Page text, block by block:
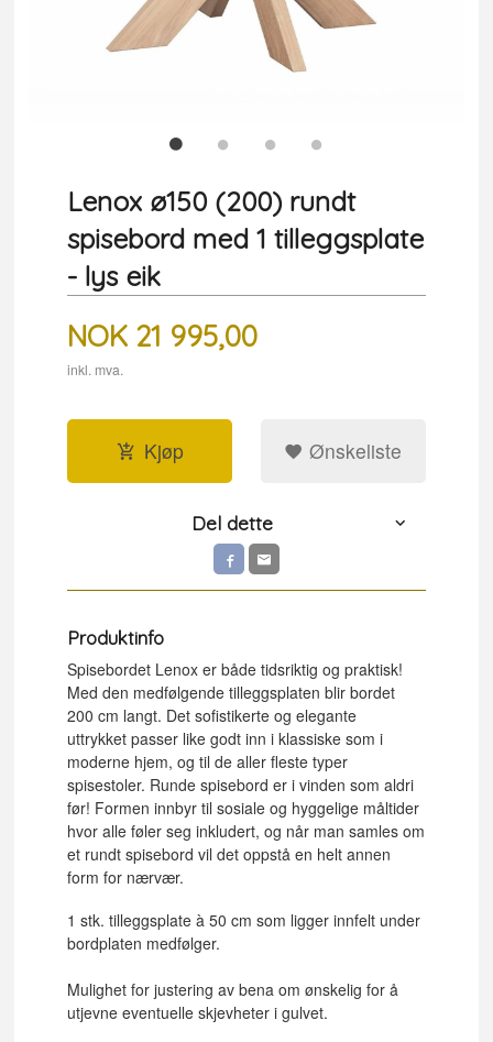
Lenox ø150 (200) rundt
spisebord med 1 tilleggsplate
- lys eik
NOK 21 995,00
inkl. mva.
Kjøp Ønskeliste
Del dette
Produktinfo
Spisebordet Lenox er både tidsriktig og praktisk!
Med den medfølgende tilleggsplaten blir bordet
200 cm langt. Det sofistikerte og elegante
uttrykket passer like godt inn i klassiske som i
moderne hjem, og til de aller fleste typer
spisestoler. Runde spisebord er i vinden som aldri
før! Formen innbyr til sosiale og hyggelige måltider
hvor alle føler seg inkludert, og når man samles om
et rundt spisebord vil det oppstå en helt annen
form for nærvær.
1 stk. tilleggsplate à 50 cm som ligger innfelt under
bordplaten medfølger.
Mulighet for justering av bena om ønskelig for å
utjevne eventuelle skjevheter i gulvet.